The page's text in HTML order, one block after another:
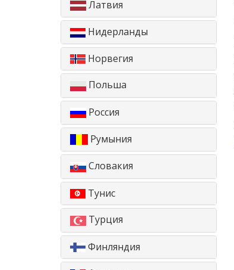
Латвия
Нидерланды
Норвегия
Польша
Россия
Румыния
Словакия
Тунис
Турция
Финляндия